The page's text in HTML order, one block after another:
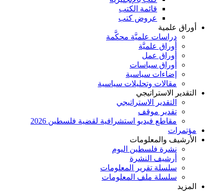
قائمة الكتب
عروض كتب
أوراق علمية
دراسات علميَّة محكَّمة
أوراق علميَّة
أوراق عمل
أوراق سياسات
إضاءات سياسية
مقالات وتحليلات سياسية
التقدير الاستراتيجي
التقدير الاستراتيجي
تقدير موقف
مقاطع فيديو استشرافية لقضية فلسطين 2026
مؤتمرات
الأرشيف والمعلومات
نشرة فلسطين اليوم
أرشيف النشرة
سلسلة تقرير المعلومات
سلسلة ملف المعلومات
المزيد